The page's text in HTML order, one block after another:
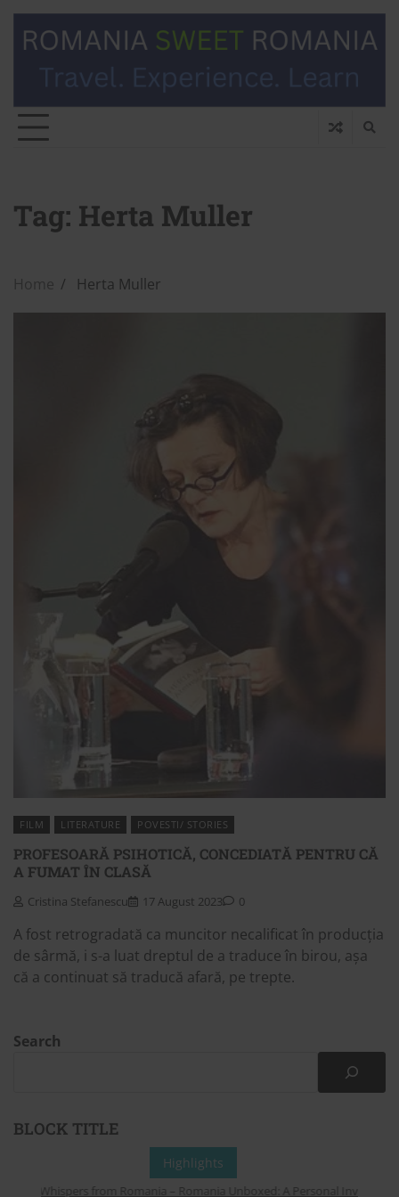
Tag: Herta Muller
Home Herta Muller
FILM LITERATURE POVESTI/ STORIES
PROFESOARĂ PSIHOTICĂ, CONCEDIATĂ PENTRU CĂ
A FUMAT ÎN CLASĂ
Cristina Stefanescu 17 August 2023 0
A fost retrogradată ca muncitor necalificat în producția
de sârmă, i s-a luat dreptul de a traduce în birou, așa
că a continuat să traducă afară, pe trepte.
Search
BLOCK TITLE
Highlights
Whispers from Romania – Romania Unboxed: A Personal